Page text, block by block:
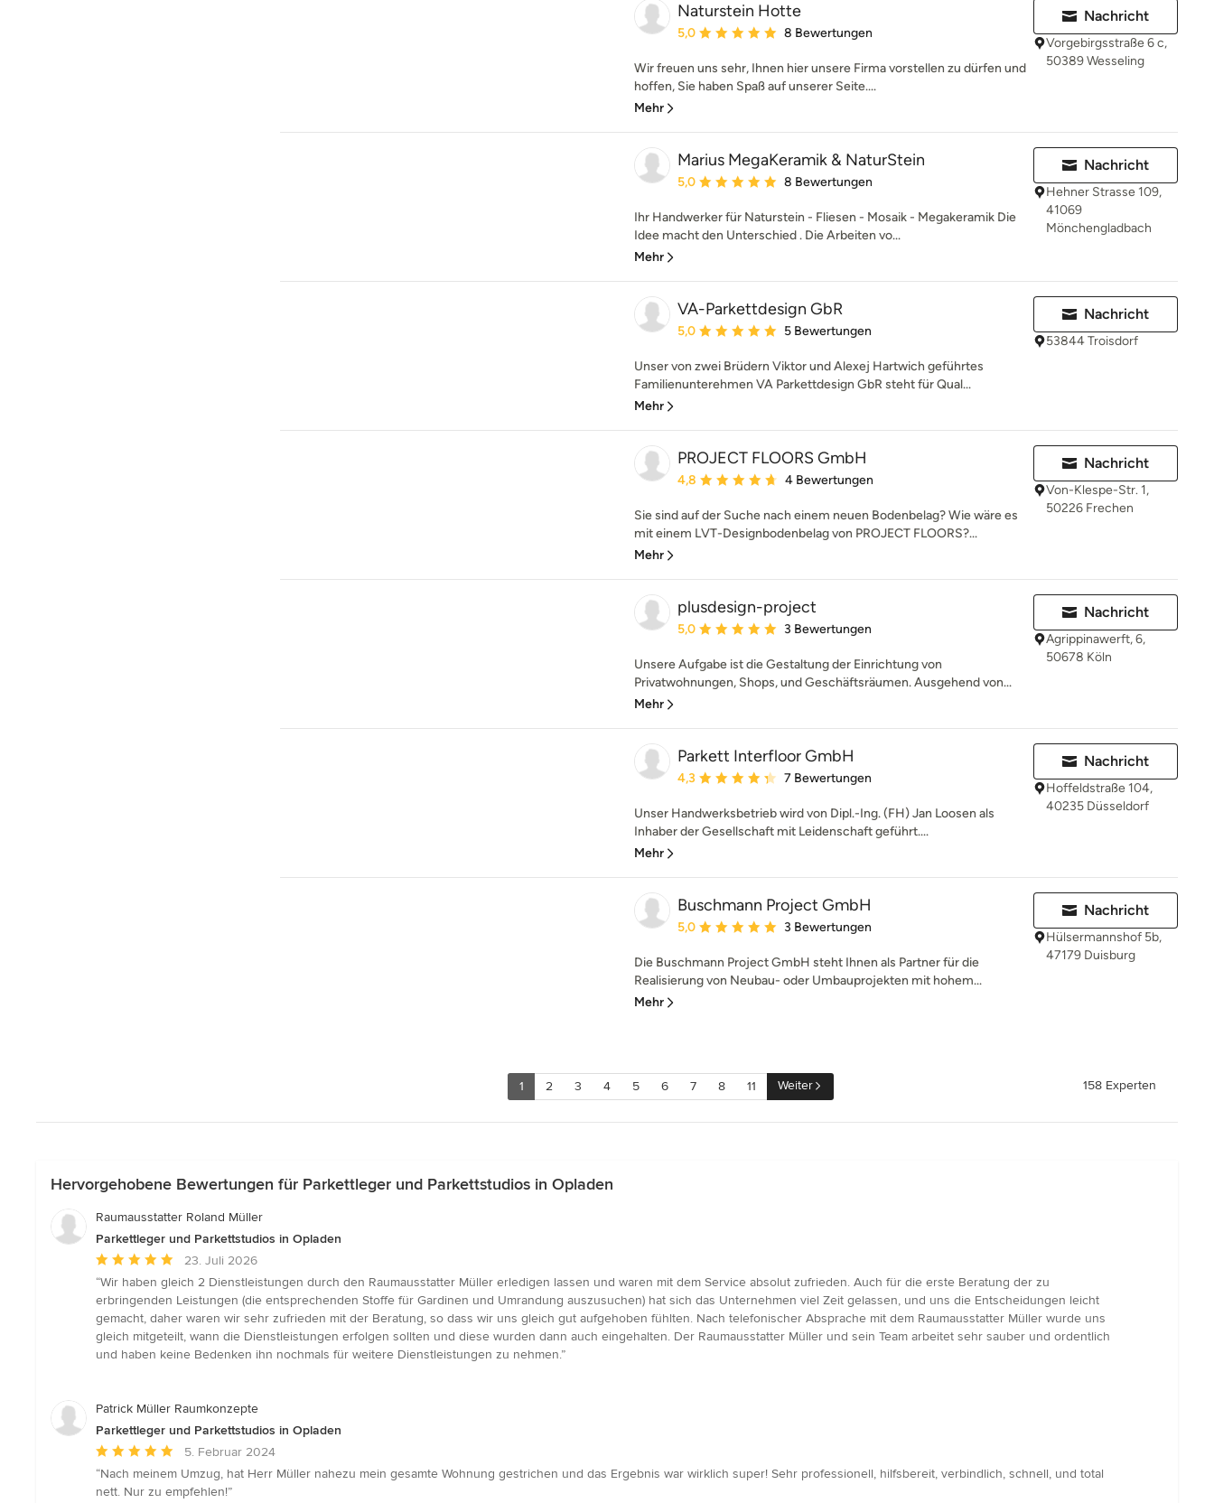
Naturstein Hotte
Durchschnittliche Bewertung: 5 von 5 Sternen
5,0 8 Bewertungen
Wir freuen uns sehr, Ihnen hier unsere Firma vorstellen zu dürfen und
hoffen, Sie haben Spaß auf unserer Seite....
Mehr
Nachricht
Vorgebirgsstraße 6 c,
50389 Wesseling
Marius MegaKeramik & NaturStein
Durchschnittliche Bewertung: 5 von 5 Sternen
5,0 8 Bewertungen
Ihr Handwerker für Naturstein - Fliesen - Mosaik - Megakeramik Die
Idee macht den Unterschied . Die Arbeiten vo...
Mehr
Nachricht
Hehner Strasse 109,
41069
Mönchengladbach
VA-Parkettdesign GbR
Durchschnittliche Bewertung: 5 von 5 Sternen
5,0 5 Bewertungen
Unser von zwei Brüdern Viktor und Alexej Hartwich geführtes
Familienunterehmen VA Parkettdesign GbR steht für Qual...
Mehr
Nachricht
53844 Troisdorf
PROJECT FLOORS GmbH
Durchschnittliche Bewertung: 4.8 von 5 Sternen
4,8 4 Bewertungen
Sie sind auf der Suche nach einem neuen Bodenbelag? Wie wäre es
mit einem LVT-Designbodenbelag von PROJECT FLOORS?...
Mehr
Nachricht
Von-Klespe-Str. 1,
50226 Frechen
plusdesign-project
Durchschnittliche Bewertung: 5 von 5 Sternen
5,0 3 Bewertungen
Unsere Aufgabe ist die Gestaltung der Einrichtung von
Privatwohnungen, Shops, und Geschäftsräumen. Ausgehend von...
Mehr
Nachricht
Agrippinawerft, 6,
50678 Köln
Parkett Interfloor GmbH
Durchschnittliche Bewertung: 4.3 von 5 Sternen
4,3 7 Bewertungen
Unser Handwerksbetrieb wird von Dipl.-Ing. (FH) Jan Loosen als
Inhaber der Gesellschaft mit Leidenschaft geführt....
Mehr
Nachricht
Hoffeldstraße 104,
40235 Düsseldorf
Buschmann Project GmbH
Durchschnittliche Bewertung: 5 von 5 Sternen
5,0 3 Bewertungen
Die Buschmann Project GmbH steht Ihnen als Partner für die
Realisierung von Neubau- oder Umbauprojekten mit hohem...
Mehr
Nachricht
Hülsermannshof 5b,
47179 Duisburg
1 2 3 4 5 6 7 8 11 Weiter 158 Experten
Hervorgehobene Bewertungen für Parkettleger und Parkettstudios in Opladen
Raumausstatter Roland Müller
Parkettleger und Parkettstudios in Opladen
Durchschnittliche
Bewertung:
5
von
5
Sternen
23. Juli 2026
“Wir haben gleich 2 Dienstleistungen durch den Raumausstatter Müller erledigen lassen und waren mit dem Service absolut zufrieden. Auch für die erste Beratung der zu
erbringenden Leistungen (die entsprechenden Stoffe für Gardinen und Umrandung auszusuchen) hat sich das Unternehmen viel Zeit gelassen, und uns die Entscheidungen leicht
gemacht, daher waren wir sehr zufrieden mit der Beratung, so dass wir uns gleich gut aufgehoben fühlten. Nach telefonischer Absprache mit dem Raumausstatter Müller wurde uns
gleich mitgeteilt, wann die Dienstleistungen erfolgen sollten und diese wurden dann auch eingehalten. Der Raumausstatter Müller und sein Team arbeitet sehr sauber und ordentlich
und haben keine Bedenken ihn nochmals für weitere Dienstleistungen zu nehmen.”
Patrick Müller Raumkonzepte
Parkettleger und Parkettstudios in Opladen
Durchschnittliche
Bewertung:
5
5. Februar 2024
“Nach meinem Umzug, hat Herr Müller nahezu mein gesamte Wohnung gestrichen und das Ergebnis war wirklich super! Sehr professionell, hilfsbereit, verbindlich, schnell, und total
nett. Nur zu empfehlen!”